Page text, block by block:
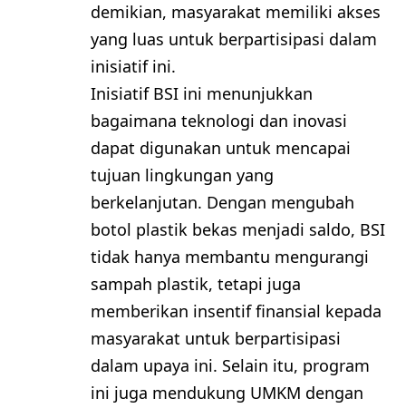
demikian, masyarakat memiliki akses
yang luas untuk berpartisipasi dalam
inisiatif ini.
Inisiatif BSI ini menunjukkan
bagaimana teknologi dan inovasi
dapat digunakan untuk mencapai
tujuan lingkungan yang
berkelanjutan. Dengan mengubah
botol plastik bekas menjadi saldo, BSI
tidak hanya membantu mengurangi
sampah plastik, tetapi juga
memberikan insentif finansial kepada
masyarakat untuk berpartisipasi
dalam upaya ini. Selain itu, program
ini juga mendukung UMKM dengan